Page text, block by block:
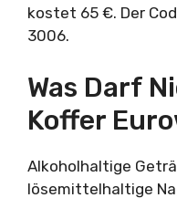
kostet 65 €. Der
3006.
Was Darf
Koffer
Alkoholhaltige
lösemittelhaltige